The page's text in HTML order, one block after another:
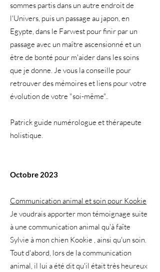
sommes partis dans un autre endroit de
l'Univers, puis un passage au japon, en
Egypte, dans le Farwest pour finir par un
passage avec un maître ascensionné et un
être de bonté pour m'aider dans les soins
que je donne. Je vous la conseille pour
retrouver des mémoires et liens pour votre
évolution de votre "soi-même"..
Patrick guide numérologue et thérapeute
holistique.
Octobre 2023
Communication animal et soin pour Kookie
Je voudrais apporter mon témoignage suite
à une communication animal qu'à faîte
Sylvie à mon chien Kookie , ainsi qu'un soin.
Tout d'abord, lors de la communication
animal, il lui a été dit qu'il était très heureux